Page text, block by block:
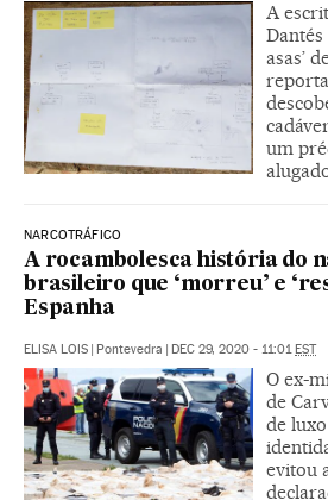
A
Dantés
asas’
um
NARCOTRÁFICO
A rocambolesca história do
brasileiro que ‘morreu’ e
Espanha
ELISA LOIS Pontevedra DEC 29, 2020 - 11:01 EST
O ex-
de
de
evitou